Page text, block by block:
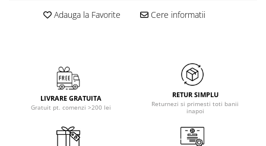
Adauga la Favorite Cere informatii
LIVRARE GRATUITA
Gratuit pt. comenzi >200 lei
RETUR SIMPLU
Returnezi si primesti toti banii
inapoi